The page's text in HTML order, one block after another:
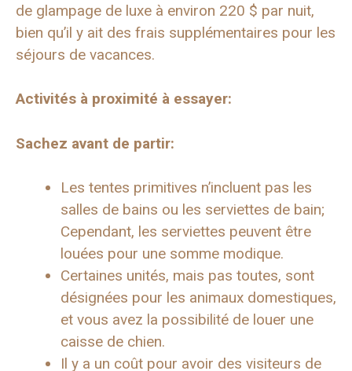
de glampage de luxe à environ 220 $ par nuit,
bien qu’il y ait des frais supplémentaires pour les
séjours de vacances.
Activités à proximité à essayer:
Sachez avant de partir:
Les tentes primitives n’incluent pas les
salles de bains ou les serviettes de bain;
Cependant, les serviettes peuvent être
louées pour une somme modique.
Certaines unités, mais pas toutes, sont
désignées pour les animaux domestiques,
et vous avez la possibilité de louer une
caisse de chien.
Il y a un coût pour avoir des visiteurs de